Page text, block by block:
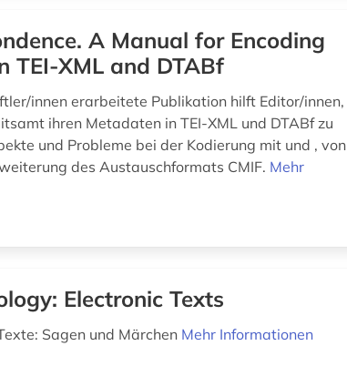
A Manual for Encoding
TEI-XML and DTABf
innen erarbeitete Publikation hilft Editor/innen,
ihren Metadaten in TEI-XML und DTABf zu
und Probleme bei der Kodierung mit und , von
des Austauschformats CMIF. Mehr
Electronic Texts
Sagen und Märchen Mehr Informationen